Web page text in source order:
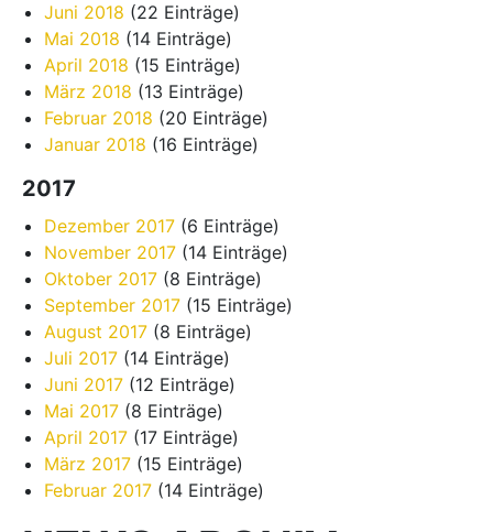
Juni 2018 (22 Einträge)
Mai 2018 (14 Einträge)
April 2018 (15 Einträge)
März 2018 (13 Einträge)
Februar 2018 (20 Einträge)
Januar 2018 (16 Einträge)
2017
Dezember 2017 (6 Einträge)
November 2017 (14 Einträge)
Oktober 2017 (8 Einträge)
September 2017 (15 Einträge)
August 2017 (8 Einträge)
Juli 2017 (14 Einträge)
Juni 2017 (12 Einträge)
Mai 2017 (8 Einträge)
April 2017 (17 Einträge)
März 2017 (15 Einträge)
Februar 2017 (14 Einträge)